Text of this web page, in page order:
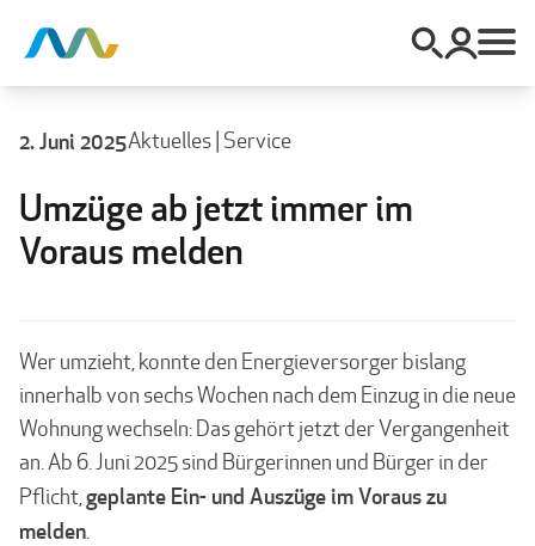
2. Juni 2025Aktuelles| Service
Umzüge ab jetzt immer im
Voraus melden
Wer umzieht, konnte den Energieversorger bislang
innerhalb von sechs Wochen nach dem Einzug in die neue
Wohnung wechseln: Das gehört jetzt der Vergangen­heit
an. Ab 6. Juni 2025 sind Bürgerinnen und Bürger in der
Pflicht,geplante Ein- und Auszüge im Voraus zu
melden.